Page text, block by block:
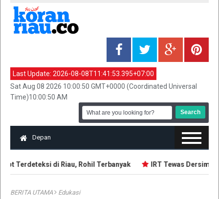
Last Update: 2026-08-08T11:41:53.395+07:00
Sat Aug 08 2026 10:00:50 GMT+0000 (Coordinated Universal
Time)10:00:50 AM
Depan
Terdeteksi di Riau, Rohil Terbanyak IRT Tewas
BERITA UTAMA Edukasi